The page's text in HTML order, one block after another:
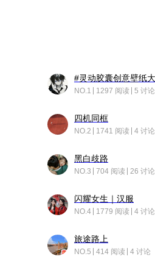
NO.1 1297 阅读 5 讨论
四机同框
NO.2 1741 阅读 4 讨论
黑白歧路
NO.3 704 阅读 26 讨论
闪耀女生｜汉服
NO.4 1779 阅读 4 讨论
旅途路上
NO.5 414 阅读 4 讨论